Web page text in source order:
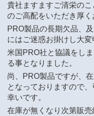
貴社ますますご清栄の
のご高配をいただき厚く
PRO製品の長期欠品、
にはご迷惑お掛けし大変
米国PRO社と協議をし
る事となりました。
尚、PRO製品ですが、
となっておりますので
幸いです。
在庫が無くなり次第販